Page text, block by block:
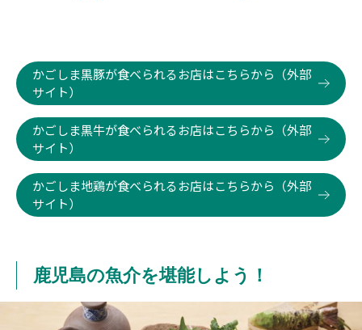
かごしま黒豚が食べられるお店はこちらから（外部
サイト）
かごしま黒牛が食べられるお店はこちらから（外部
サイト）
かごしま地鶏が食べられるお店はこちらから（外部
サイト）
鹿児島の魚介を堪能しよう！